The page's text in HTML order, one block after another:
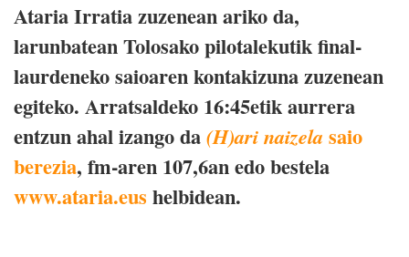
Ataria Irratia zuzenean ariko da,
larunbatean Tolosako pilotalekutik final-
laurdeneko saioaren kontakizuna zuzenean
egiteko. Arratsaldeko 16:45etik aurrera
entzun ahal izango da(H)ari naizela saio
berezia, fm-aren 107,6an edo bestela
www.ataria.eus helbidean.